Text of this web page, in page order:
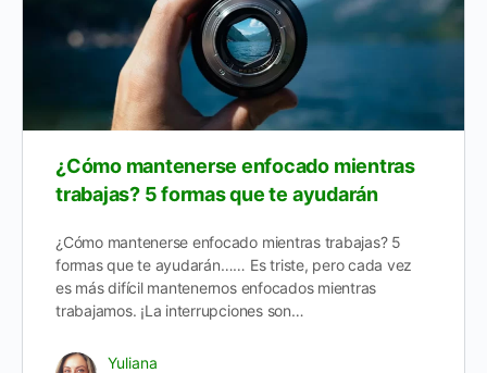
¿Cómo mantenerse enfocado mientras
trabajas? 5 formas que te ayudarán
¿Cómo mantenerse enfocado mientras trabajas? 5
formas que te ayudarán…… Es triste, pero cada vez
es más difícil mantenernos enfocados mientras
trabajamos. ¡La interrupciones son…
Yuliana